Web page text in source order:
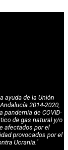
ayuda de la Unión
2014-2020,
pandemia de COVID-
de gas natural y/o
afectados por el
provocados por el
Ucrania."